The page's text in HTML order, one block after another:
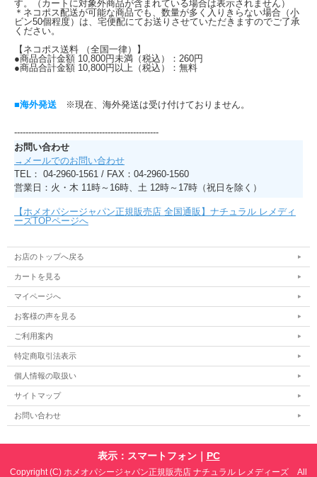
す。（カートに対象外商品が含まれている場合は表示されません）
＊ネコポス配送が可能な商品でも、数量が多く入りきらない場合（小
ビン50個程度）は、宅便配にてお送りさせていただきますのでご了承
ください。
【ネコポス送料 （全国一律）】
●商品合計金額 10,800円未満（税込）：260円
●商品合計金額 10,800円以上（税込）：無料
■海外発送 ※現在、海外発送は受け付けておりません。
---------------------------------------------------
お問い合わせ
→メールでのお問い合わせ
TEL： 04-2960-1561 / FAX：04-2960-1560
営業日：火・木 11時～16時、土 12時～17時（祝日を除く）
【ホメオパシージャパン正規販売店 全国通販】ナチュラル レメディ
ーズTOPページへ
お店のトップへ戻る
カートを見る
マイページへ
お客様の声を見る
ご利用案内
特定商取引法表示
個人情報の取扱い
サイトマップ
お問い合わせ
表示：スマートフォン｜ PC
Copyright (C) ホメオパシージャパン正規販売店 ナチュラル レメディーズ All